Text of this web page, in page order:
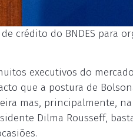
crédito do BNDES para
executivos do
que a postura de
mas, principalmente,
Dilma Rousseff,